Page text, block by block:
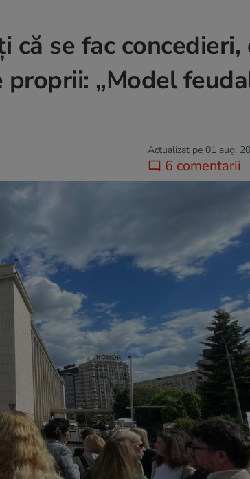
se fac concedieri,
„Model
Actualizat pe 01 aug.
6 comentarii